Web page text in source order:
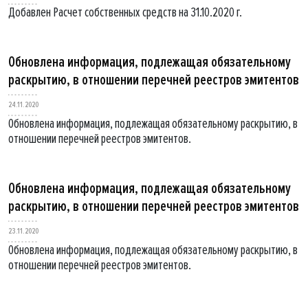
Добавлен Расчет собственных средств на 31.10.2020 г.
Обновлена информация, подлежащая обязательному
раскрытию, в отношении перечней реестров эмитентов
24.11.2020
Обновлена информация, подлежащая обязательному раскрытию, в
отношении перечней реестров эмитентов.
Обновлена информация, подлежащая обязательному
раскрытию, в отношении перечней реестров эмитентов
23.11.2020
Обновлена информация, подлежащая обязательному раскрытию, в
отношении перечней реестров эмитентов.